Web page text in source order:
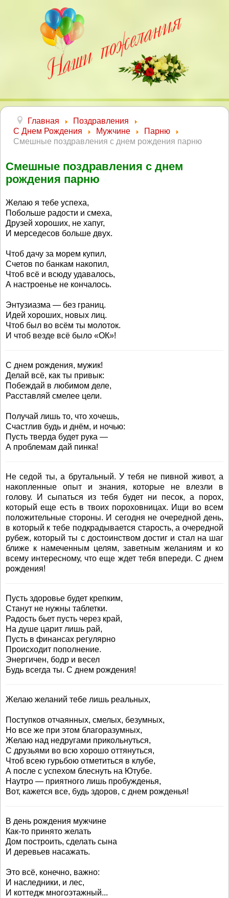
Главная
Поздравления
С Днем Рождения
Мужчине
Парню
Смешные поздравления с днем рождения парню
Смешные поздравления с днем
рождения парню
Желаю я тебе успеха,
Побольше радости и смеха,
Друзей хороших, не хапуг,
И мерседесов больше двух.
Чтоб дачу за морем купил,
Счетов по банкам накопил,
Чтоб всё и всюду удавалось,
А настроенье не кончалось.
Энтузиазма — без границ.
Идей хороших, новых лиц.
Чтоб был во всём ты молоток.
И чтоб везде всё было «ОК»!
С днем рождения, мужик!
Делай всё, как ты привык:
Побеждай в любимом деле,
Расставляй смелее цели.
Получай лишь то, что хочешь,
Счастлив будь и днём, и ночью:
Пусть тверда будет рука —
А проблемам дай пинка!
Не седой ты, а брутальный. У тебя не пивной живот, а
накопленные опыт и знания, которые не влезли в
голову. И сыпаться из тебя будет ни песок, а порох,
который еще есть в твоих пороховницах. Ищи во всем
положительные стороны. И сегодня не очередной день,
в который к тебе подкрадывается старость, а очередной
рубеж, который ты с достоинством достиг и стал на шаг
ближе к намеченным целям, заветным желаниям и ко
всему интересному, что еще ждет тебя впереди. С днем
рождения!
Пусть здоровье будет крепким,
Станут не нужны таблетки.
Радость бьет пусть через край,
На душе царит лишь рай,
Пусть в финансах регулярно
Происходит пополнение.
Энергичен, бодр и весел
Будь всегда ты. С днем рождения!
Желаю желаний тебе лишь реальных,
Поступков отчаянных, смелых, безумных,
Но все же при этом благоразумных,
Желаю над недругами прикольнуться,
С друзьями во всю хорошо оттянуться,
Чтоб всею гурьбою отметиться в клубе,
А после с успехом блеснуть на Ютубе.
Наутро — приятного лишь пробужденья,
Вот, кажется все, будь здоров, с днем рожденья!
В день рождения мужчине
Как-то принято желать
Дом построить, сделать сына
И деревьев насажать.
Это всё, конечно, важно:
И наследники, и лес,
И коттедж многоэтажный...